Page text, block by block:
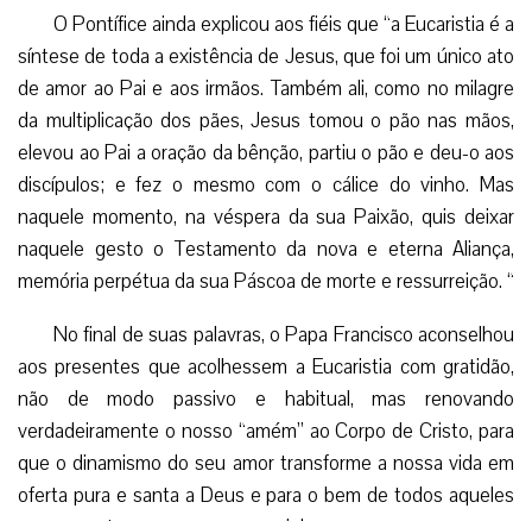
O Pontífice ainda explicou aos fiéis que “a Eucaristia é a
síntese de toda a existência de Jesus, que foi um único ato
de amor ao Pai e aos irmãos. Também ali, como no milagre
da multiplicação dos pães, Jesus tomou o pão nas mãos,
elevou ao Pai a oração da bênção, partiu o pão e deu-o aos
discípulos; e fez o mesmo com o cálice do vinho. Mas
naquele momento, na véspera da sua Paixão, quis deixar
naquele gesto o Testamento da nova e eterna Aliança,
memória perpétua da sua Páscoa de morte e ressurreição. “
No final de suas palavras, o Papa Francisco aconselhou
aos presentes que acolhessem a Eucaristia com gratidão,
não de modo passivo e habitual, mas renovando
verdadeiramente o nosso “amém” ao Corpo de Cristo, para
que o dinamismo do seu amor transforme a nossa vida em
oferta pura e santa a Deus e para o bem de todos aqueles